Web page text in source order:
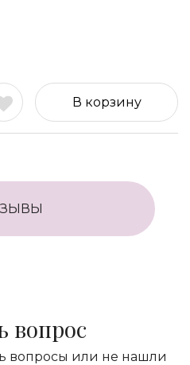
В корзину
вопрос
вопросы или не нашли